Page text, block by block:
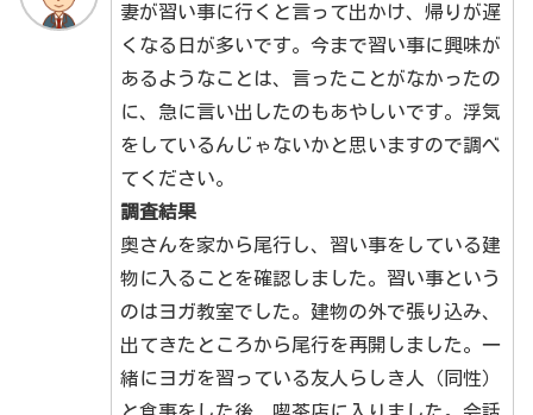
妻が習い事に行くと言って出かけ、帰りが遅
くなる日が多いです。今まで習い事に興味が
あるようなことは、言ったことがなかったの
に、急に言い出したのもあやしいです。浮気
をしているんじゃないかと思いますので調べ
てください。
調査結果
奥さんを家から尾行し、習い事をしている建
物に入ることを確認しました。習い事という
のはヨガ教室でした。建物の外で張り込み、
出てきたところから尾行を再開しました。一
緒にヨガを習っている友人らしき人（同性）
と食事をした後、喫茶店に入りました。会話